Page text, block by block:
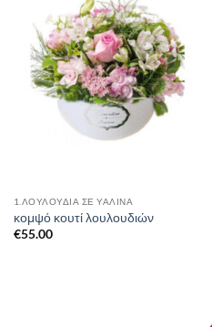
1.ΛΟΥΛΟΎΔΙΑ ΣΈ ΥΆΛΙΝΑ
κομψό κουτί λουλουδιών
€55.00